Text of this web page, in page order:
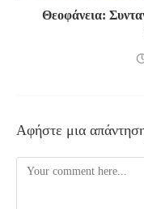
Θεοφάνεια:
Αφήστε μια
Comment